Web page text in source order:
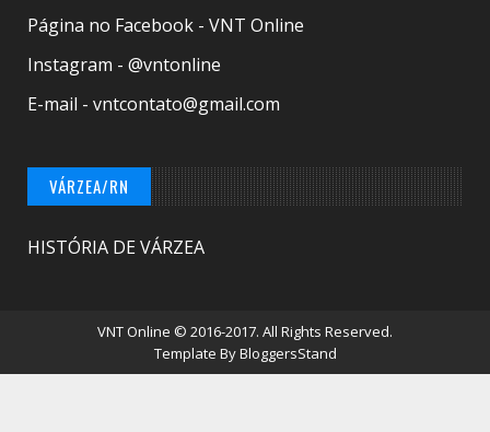
Página no Facebook - VNT Online
Instagram - @vntonline
E-mail - vntcontato@gmail.com
VÁRZEA/RN
HISTÓRIA DE VÁRZEA
VNT Online © 2016-2017. All Rights Reserved.
Template ByBloggersStand